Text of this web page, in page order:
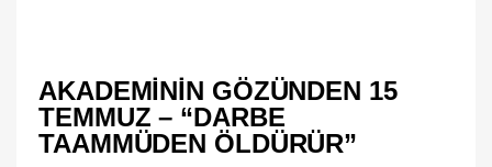
AKADEMININ GÖZÜNDEN 15
TEMMUZ – “DARBE
TAAMMÜDEN ÖLDÜRÜR”